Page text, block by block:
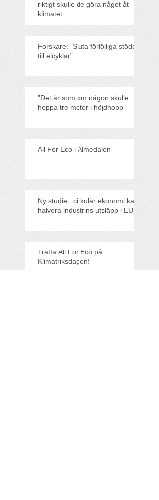
riktigt skulle de göra något åt
klimatet
Forskare: ”Sluta förlöjliga stödet
till elcyklar”
”Det är som om någon skulle
hoppa tre meter i höjdhopp”
All For Eco i Almedalen
Ny studie : cirkulär ekonomi kan
halvera industrins utsläpp i EU
Träffa All For Eco på
Klimatriksdagen!